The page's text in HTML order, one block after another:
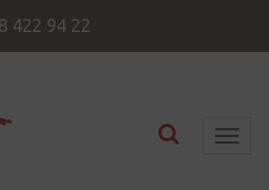
422 94 22
T
Toggle